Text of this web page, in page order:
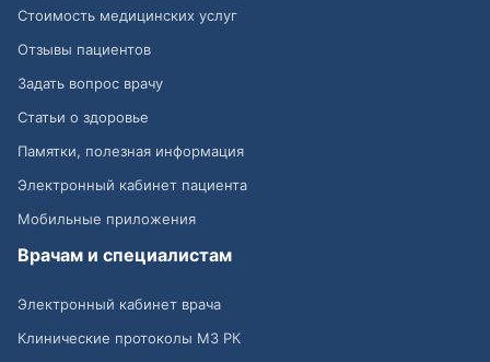
Стоимость медицинских услуг
Отзывы пациентов
Задать вопрос врачу
Статьи о здоровье
Памятки, полезная информация
Электронный кабинет пациента
Мобильные приложения
Врачам и специалистам
Электронный кабинет врача
Клинические протоколы МЗ РК